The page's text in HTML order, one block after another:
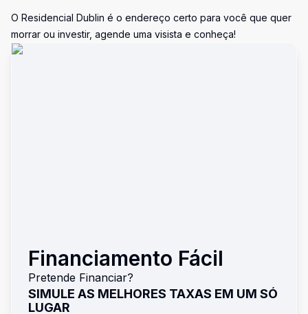
O Residencial Dublin é o endereço certo para você que quer
morrar ou investir, agende uma visista e conheça!
Financiamento Fácil
Pretende Financiar?
SIMULE AS MELHORES TAXAS EM UM SÓ
LUGAR